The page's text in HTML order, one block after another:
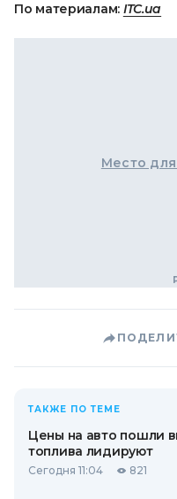
По материалам: ITC.ua
Место
ТАКЖЕ ПО ТЕМЕ
Цены на авто пошли
топлива лидируют
Сегодня 11:04 821